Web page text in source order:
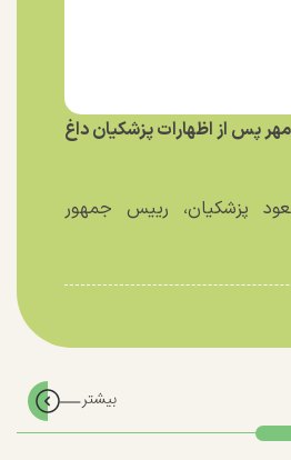
پس از اظهارات پزشکیان داغ
پزشکیان، رییس جمهور